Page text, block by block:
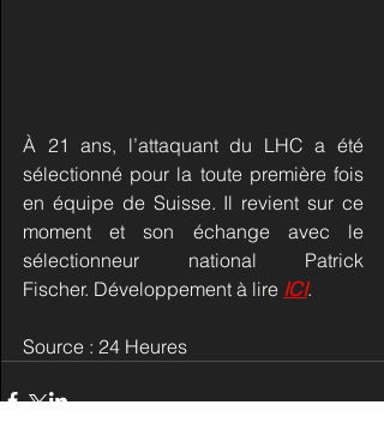
À 21 ans, l’attaquant du LHC a été
sélectionné pour la toute première fois
en équipe de Suisse. Il revient sur ce
moment et son échange avec le
sélectionneur national Patrick
Fischer. Développement à lire ICI.
Source : 24 Heures